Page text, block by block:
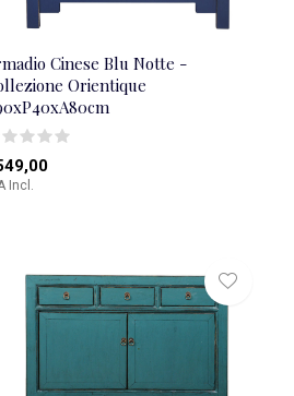
Cinese Blu Notte -
Orientique
Incl.